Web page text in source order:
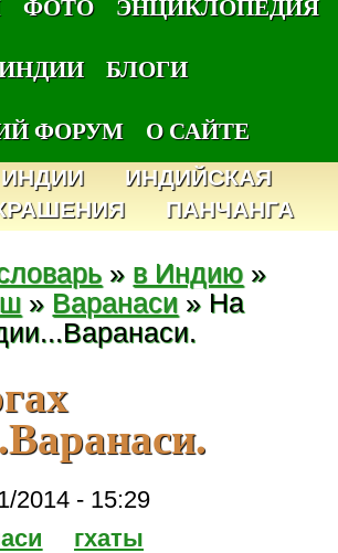
БЛОГИ
ФОРУМ
О САЙТЕ
ИНДИЙСКАЯ
ПАНЧАНГА
» в Индию »
» Варанаси » На
2014 - 15:29
гхаты